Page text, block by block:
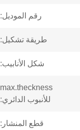
رقم الموديل:
طريقة تشكيل:
شكل الأنابيب:
max.theckness
للأنبوب الدائري:
قطع المنشار: